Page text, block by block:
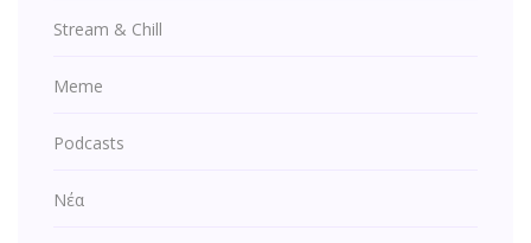
Stream & Chill
Meme
Podcasts
Νέα